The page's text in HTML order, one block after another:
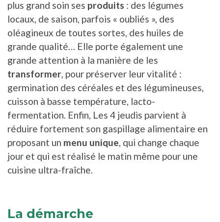
plus grand soin ses produits : des légumes
locaux, de saison, parfois « oubliés », des
oléagineux de toutes sortes, des huiles de
grande qualité… Elle porte également une
grande attention à la manière de les
transformer, pour préserver leur vitalité :
germination des céréales et des légumineuses,
cuisson à basse température, lacto-
fermentation. Enfin, Les 4 jeudis parvient à
réduire fortement son gaspillage alimentaire en
proposant un menu unique, qui change chaque
jour et qui est réalisé le matin même pour une
cuisine ultra-fraîche.
La démarche